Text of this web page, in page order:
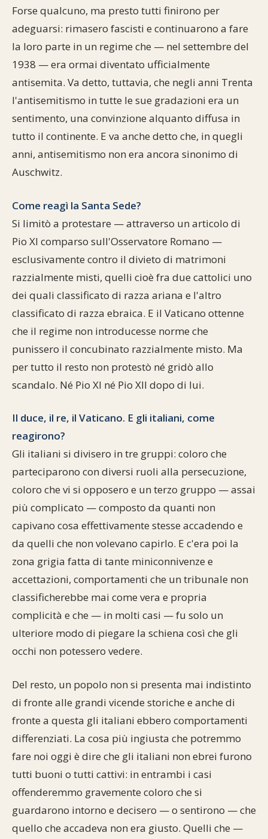
Forse qualcuno, ma presto tutti finirono per
adeguarsi: rimasero fascisti e continuarono a fare
la loro parte in un regime che — nel settembre del
1938 — era ormai diventato ufficialmente
antisemita. Va detto, tuttavia, che negli anni Trenta
l'antisemitismo in tutte le sue gradazioni era un
sentimento, una convinzione alquanto diffusa in
tutto il continente. E va anche detto che, in quegli
anni, antisemitismo non era ancora sinonimo di
Auschwitz.
Come reagì la Santa Sede?
Si limitò a protestare — attraverso un articolo di
Pio XI comparso sull'Osservatore Romano —
esclusivamente contro il divieto di matrimoni
razzialmente misti, quelli cioè fra due cattolici uno
dei quali classificato di razza ariana e l'altro
classificato di razza ebraica. E il Vaticano ottenne
che il regime non introducesse norme che
punissero il concubinato razzialmente misto. Ma
per tutto il resto non protestò né gridò allo
scandalo. Né Pio XI né Pio XII dopo di lui.
Il duce, il re, il Vaticano. E gli italiani, come
reagirono?
Gli italiani si divisero in tre gruppi: coloro che
parteciparono con diversi ruoli alla persecuzione,
coloro che vi si opposero e un terzo gruppo — assai
più complicato — composto da quanti non
capivano cosa effettivamente stesse accadendo e
da quelli che non volevano capirlo. E c'era poi la
zona grigia fatta di tante miniconnivenze e
accettazioni, comportamenti che un tribunale non
classificherebbe mai come vera e propria
complicità e che — in molti casi — fu solo un
ulteriore modo di piegare la schiena così che gli
occhi non potessero vedere.
Del resto, un popolo non si presenta mai indistinto
di fronte alle grandi vicende storiche e anche di
fronte a questa gli italiani ebbero comportamenti
differenziati. La cosa più ingiusta che potremmo
fare noi oggi è dire che gli italiani non ebrei furono
tutti buoni o tutti cattivi: in entrambi i casi
offenderemmo gravemente coloro che si
guardarono intorno e decisero — o sentirono — che
quello che accadeva non era giusto. Quelli che —